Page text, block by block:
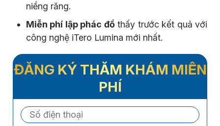
niềng răng.
Miễn phí lập phác đồthấy trước kết quả với
công nghệ iTero Lumina mới nhất.
ĐĂNG KÝ THĂM KHÁM MIỄN
PHÍ